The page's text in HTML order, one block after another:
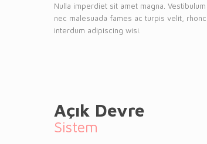
Nulla imperdiet sit amet magna.
nec malesuada fames ac turpis velit,
interdum adipiscing wisi.
Açık Devre
Sistem